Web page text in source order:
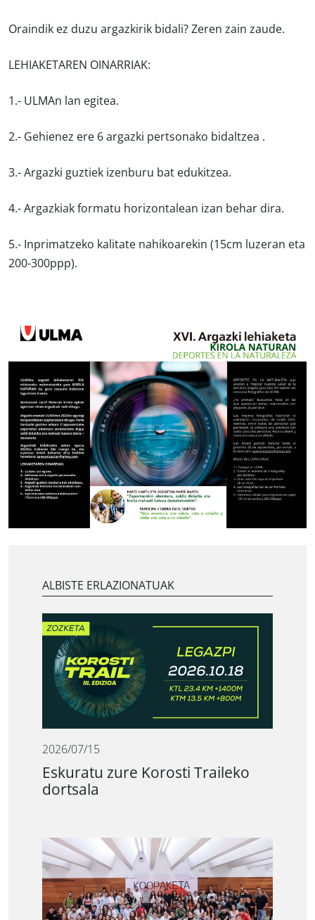
Oraindik ez duzu argazkirik bidali? Zeren zain zaude.
LEHIAKETAREN OINARRIAK:
1.- ULMAn lan egitea.
2.- Gehienez ere 6 argazki pertsonako bidaltzea .
3.- Argazki guztiek izenburu bat edukitzea.
4.- Argazkiak formatu horizontalean izan behar dira.
5.- Inprimatzeko kalitate nahikoarekin (15cm luzeran eta
200-300ppp).
ALBISTE ERLAZIONATUAK
2026/07/15
Eskuratu zure Korosti Traileko
dortsala